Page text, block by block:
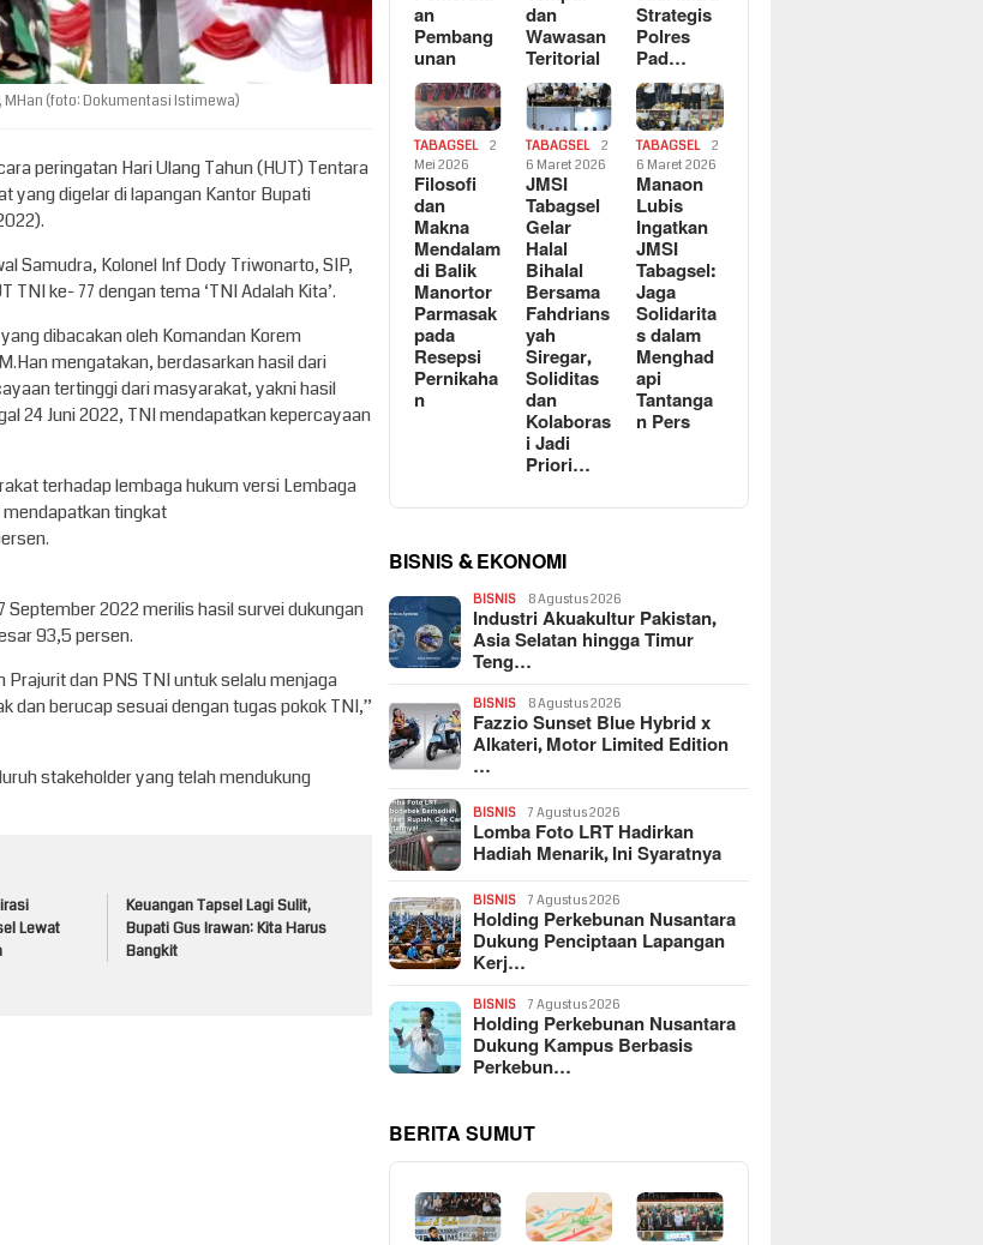
MHan (foto: Dokumentasi Istimewa)
peringatan Hari Ulang Tahun (HUT) Tentara
yang digelar di lapangan Kantor Bupati
Samudra, Kolonel Inf Dody Triwonarto, SIP,
ke- 77 dengan tema ‘TNI Adalah Kita’.
dibacakan oleh Komandan Korem
mengatakan, berdasarkan hasil dari
tertinggi dari masyarakat, yakni hasil
24 Juni 2022, TNI mendapatkan kepercayaan
terhadap lembaga hukum versi Lembaga
mendapatkan tingkat
2022 merilis hasil survei dukungan
93,5 persen.
dan PNS TNI untuk selalu menjaga
berucap sesuai dengan tugas pokok TNI,”
stakeholder yang telah mendukung
Lewat
Keuangan Tapsel Lagi Sulit,
Bupati Gus Irawan: Kita Harus
Bangkit
an
Pembang
unan
dan
Wawasan
Teritorial
Strategis
Polres
Pad…
TABAGSEL
2
Mei 2026
Filosofi
dan
Makna
Mendalam
di Balik
Manortor
Parmasak
pada
Resepsi
Pernikaha
n
TABAGSEL
2
6 Maret 2026
JMSI
Tabagsel
Gelar
Halal
Bihalal
Bersama
Fahdrians
yah
Siregar,
Soliditas
dan
Kolaboras
i Jadi
Priori…
TABAGSEL
2
6 Maret 2026
Manaon
Lubis
Ingatkan
JMSI
Tabagsel:
Jaga
Solidarita
s dalam
Menghad
api
Tantanga
n Pers
BISNIS & EKONOMI
BISNIS 8 Agustus 2026
Industri Akuakultur Pakistan,
Asia Selatan hingga Timur
Teng…
BISNIS 8 Agustus 2026
Fazzio Sunset Blue Hybrid x
Alkateri, Motor Limited Edition
…
BISNIS 7 Agustus 2026
Lomba Foto LRT Hadirkan
Hadiah Menarik, Ini Syaratnya
BISNIS 7 Agustus 2026
Holding Perkebunan Nusantara
Dukung Penciptaan Lapangan
Kerj…
BISNIS 7 Agustus 2026
Holding Perkebunan Nusantara
Dukung Kampus Berbasis
Perkebun…
BERITA SUMUT